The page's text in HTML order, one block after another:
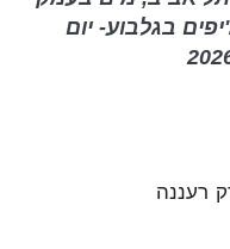
בגלבוע- יום